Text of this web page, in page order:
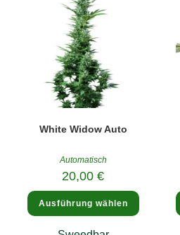
White Widow Auto
Automatisch
20,00€
Ausführung wählen
Dieses
weist